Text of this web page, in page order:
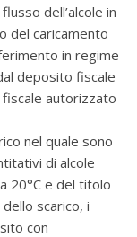
dell’alcole in
del caricamento
in regime
deposito fiscale
autorizzato
nel quale sono
di alcole
20°C e del titolo
scarico, i
con